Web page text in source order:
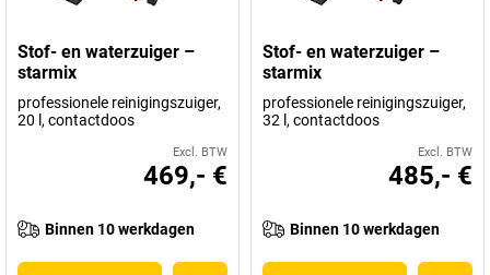
Stof- en waterzuiger –
starmix
professionele reinigingszuiger,
20 l, contactdoos
Excl. BTW
469,- €
Binnen 10 werkdagen
Stof- en waterzuiger –
starmix
professionele reinigingszuiger,
32 l, contactdoos
Excl. BTW
485,- €
Binnen 10 werkdagen